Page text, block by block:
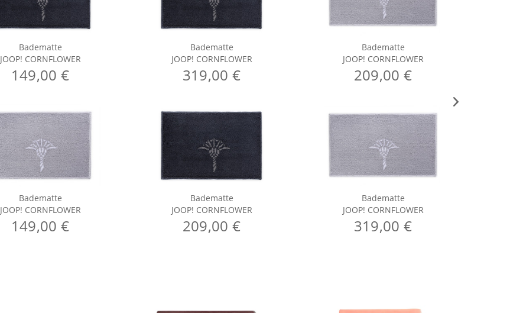
Badematte
JOOP! CORNFLOWER
149,00 €
Badematte
JOOP! CORNFLOWER
149,00 €
Badematte
JOOP! CORNFLOWER
319,00 €
Badematte
JOOP! CORNFLOWER
209,00 €
Badematte
JOOP! CORNFLOWER
209,00 €
Badematte
JOOP! CORNFLOWER
319,00 €